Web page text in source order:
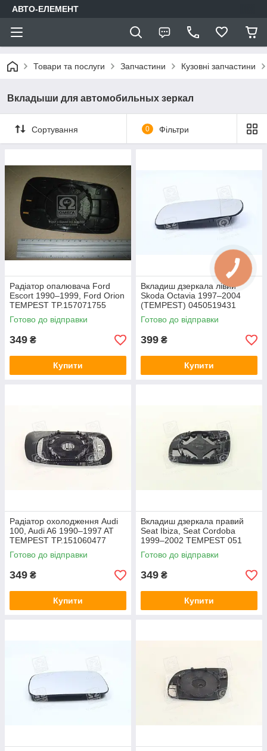
АВТО-ЕЛЕМЕНТ
Товари та послуги Запчастини Кузовні запчастини
Вкладыши для автомобильных зеркал
Сортування 0 Фільтри
Радіатор опалювача Ford
Escort 1990–1999, Ford Orion
TEMPEST TP.157071755
Готово до відправки
349 ₴
Купити
Вкладиш дзеркала лівий
Skoda Octavia 1997–2004
(TEMPEST) 0450519431
Готово до відправки
399 ₴
Купити
Радіатор охолодження Audi
100, Audi A6 1990–1997 AT
TEMPEST TP.151060477
Готово до відправки
349 ₴
Купити
Вкладиш дзеркала правий
Seat Ibiza, Seat Cordoba
1999–2002 TEMPEST 051
0609 436
Готово до відправки
349 ₴
Купити